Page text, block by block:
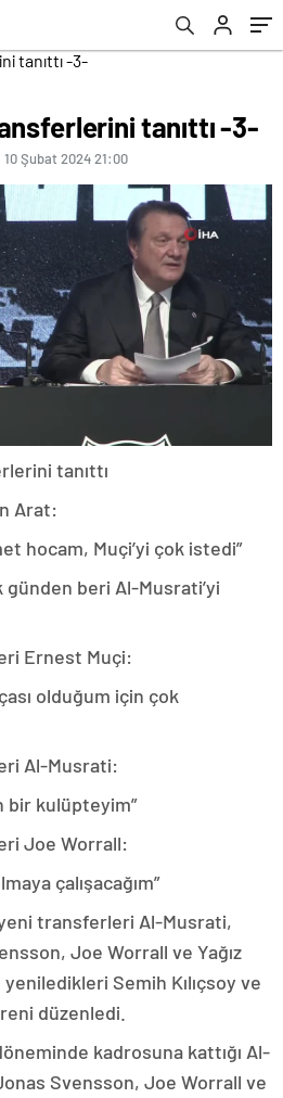
tanıttı -3-
10 Şubat 2024 21:00
tanıttı
Arat:
hocam, Muçi’yi çok istedi”
beri Al-Musrati’yi
Ernest Muçi:
olduğum için çok
Al-Musrati:
bir kulüpteyim”
Joe Worrall:
çalışacağım”
transferleri Al-Musrati,
Joe Worrall ve Yağız
Semih Kılıçsoy ve
düzenledi.
kadrosuna kattığı Al-
Svensson, Joe Worrall ve